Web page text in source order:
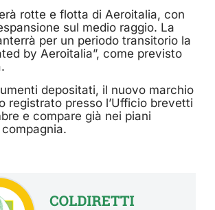
rotte e flotta di Aeroitalia, con
sul medio raggio. La
per un periodo transitorio la
by Aeroitalia”, come previsto
depositati, il nuovo marchio
registrato presso l’Ufficio brevetti
e compare già nei piani